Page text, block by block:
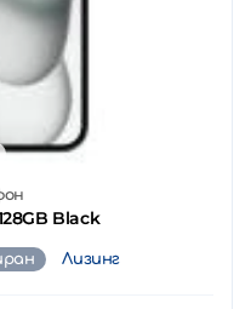
Black
Лизинг